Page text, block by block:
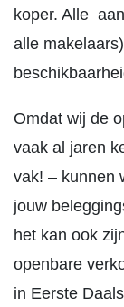
koper. Alle
alle
Omdat wij de
vaak al jaren
vak! – kunnen
jouw
het kan ook
openbare
in Eerste